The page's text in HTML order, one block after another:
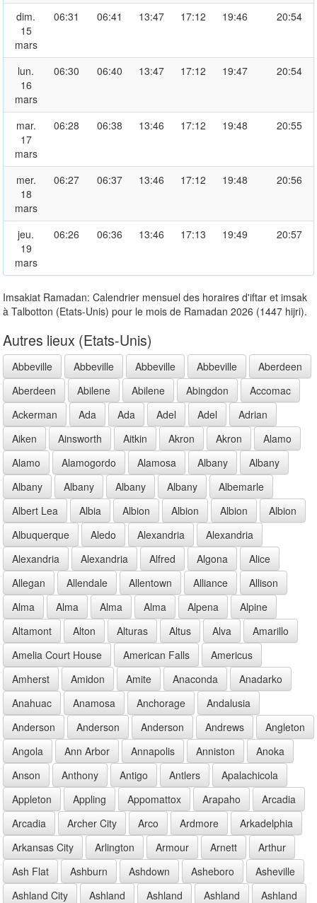
dim.
15
mars
06:31 06:41 13:47 17:12 19:46 20:54
lun.
16
mars
06:30 06:40 13:47 17:12 19:47 20:54
mar.
17
mars
06:28 06:38 13:46 17:12 19:48 20:55
mer.
18
mars
06:27 06:37 13:46 17:12 19:48 20:56
jeu.
19
mars
06:26 06:36 13:46 17:13 19:49 20:57
Imsakiat Ramadan: Calendrier mensuel des horaires d'iftar et imsak
à Talbotton (Etats-Unis) pour le mois de Ramadan 2026 (1447 hijri).
Autres lieux (Etats-Unis)
Abbeville Abbeville Abbeville Abbeville
Aberdeen
Aberdeen
Abilene Abilene Abingdon
Accomac
Ackerman
Ada Ada Adel Adel
Adrian
Aiken
Ainsworth Aitkin Akron Akron
Alamo
Alamo
Alamogordo Alamosa Albany
Albany
Albany
Albany Albany Albany
Albemarle
Albert Lea
Albia Albion Albion Albion
Albion
Albuquerque
Aledo Alexandria
Alexandria
Alexandria
Alexandria Alfred Algona
Alice
Allegan
Allendale Allentown Alliance
Allison
Alma
Alma Alma Alma Alpena
Alpine
Altamont
Alton Alturas Altus Alva
Amarillo
Amelia Court House
American Falls
Americus
Amherst
Amidon Amite Anaconda
Anadarko
Anahuac
Anamosa Anchorage
Andalusia
Anderson
Anderson Anderson Andrews
Angleton
Angola
Ann Arbor Annapolis Anniston
Anoka
Anson
Anthony Antigo Antlers
Apalachicola
Appleton
Appling Appomattox Arapaho
Arcadia
Arcadia
Archer City Arco Ardmore
Arkadelphia
Arkansas City
Arlington Armour Arnett
Arthur
Ash Flat
Ashburn Ashdown Asheboro
Asheville
Ashland City
Ashland Ashland Ashland
Ashland